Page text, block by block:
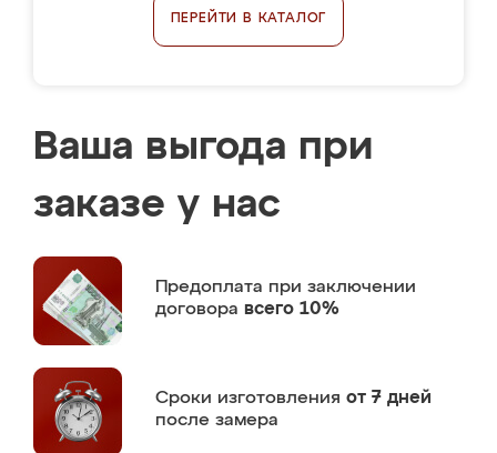
ПЕРЕЙТИ В КАТАЛОГ
Ваша выгода при
заказе у нас
Предоплата при заключении
договора всего 10%
Сроки изготовления от 7 дней
после замера